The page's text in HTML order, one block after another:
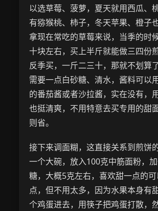
以选草莓、菠萝，夏天就用西瓜、
有猕猴桃、柿子，冬天苹果、橙子
拿现在常吃的草莓来说，当季的时
十块左右，买上半斤就能做三四份
反季买，一斤二三十，那就不划算
需要一点白砂糖、清水，酱料可以
的番茄酱或者沙拉酱，实在没有，
也挺清爽，不用特意去买专用的甜
则省。
接下来调面糊，这直接关系到煎饼
一个大碗，放入100克中筋面粉，
糖，大概5克左右，喜欢甜一点的
点，但不用太多，因为水果本身有
个鸡蛋进去，用筷子把鸡蛋打散，